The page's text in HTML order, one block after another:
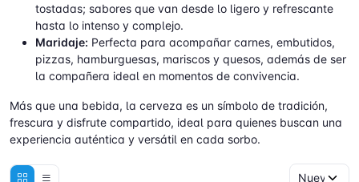
tostadas; sabores que van desde lo ligero y refrescante
hasta lo intenso y complejo.
Maridaje: Perfecta para acompañar carnes, embutidos,
pizzas, hamburguesas, mariscos y quesos, además de ser
la compañera ideal en momentos de convivencia.
Más que una bebida, la cerveza es un símbolo de tradición,
frescura y disfrute compartido, ideal para quienes buscan una
experiencia auténtica y versátil en cada sorbo.